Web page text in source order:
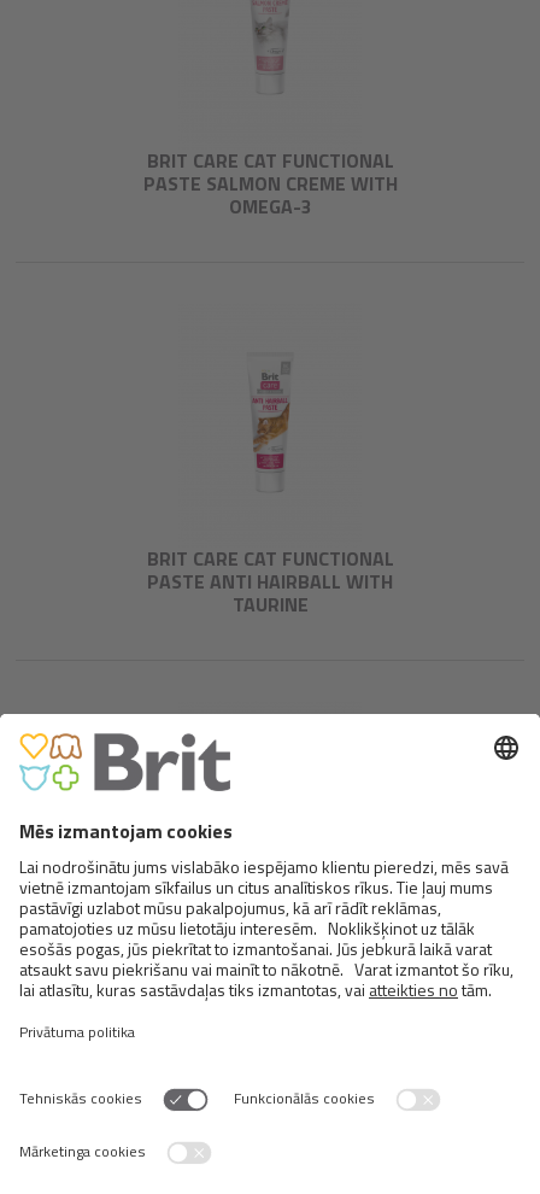
BRIT CARE CAT FUNCTIONAL
PASTE SALMON CREME WITH
OMEGA-3
BRIT CARE CAT FUNCTIONAL
PASTE ANTI HAIRBALL WITH
TAURINE
BRIT PREMIUM BY NATURE CAT
STICKS WITH SALMON &
TROUT